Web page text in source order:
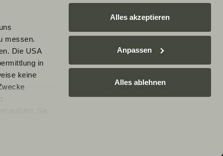
messen.
Die USA
in
keine
nicht
Alles akzeptieren
Anpassen
Alles ablehnen
vous maintenant
reCAPTCHA. Les règles de confidentialité et
s'appliquent.